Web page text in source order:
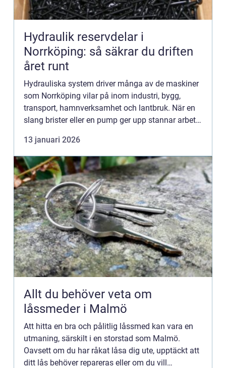
Hydraulik reservdelar i
Norrköping: så säkrar du driften
året runt
Hydrauliska system driver många av de maskiner
som Norrköping vilar på inom industri, bygg,
transport, hamnverksamhet och lantbruk. När en
slang brister eller en pump ger upp stannar arbetet
13 januari 2026
Allt du behöver veta om
låssmeder i Malmö
Att hitta en bra och pålitlig låssmed kan vara en
utmaning, särskilt i en storstad som Malmö.
Oavsett om du har råkat låsa dig ute, upptäckt att
ditt lås behöver repareras eller om du vill